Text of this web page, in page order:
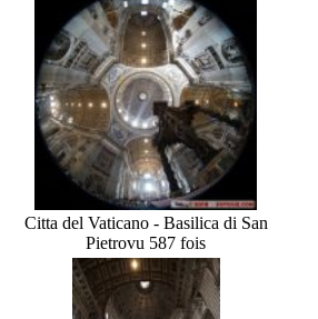
Citta del Vaticano - Basilica di San
Pietrovu 587 fois